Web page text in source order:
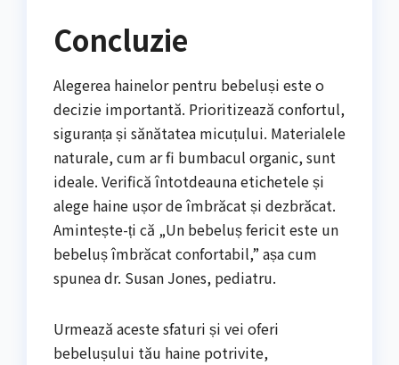
Concluzie
Alegerea hainelor pentru bebeluși este o
decizie importantă. Prioritizează confortul,
siguranța și sănătatea micuțului. Materialele
naturale, cum ar fi bumbacul organic, sunt
ideale. Verifică întotdeauna etichetele și
alege haine ușor de îmbrăcat și dezbrăcat.
Amintește-ți că „Un bebeluș fericit este un
bebeluș îmbrăcat confortabil,” așa cum
spunea dr. Susan Jones, pediatru.
Urmează aceste sfaturi și vei oferi
bebelușului tău haine potrivite,